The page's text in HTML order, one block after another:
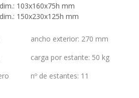
103x160x75h mm
150x230x125h mm
ancho exterior: 270 mm
carga por estante: 50 kg
nº de estantes: 11